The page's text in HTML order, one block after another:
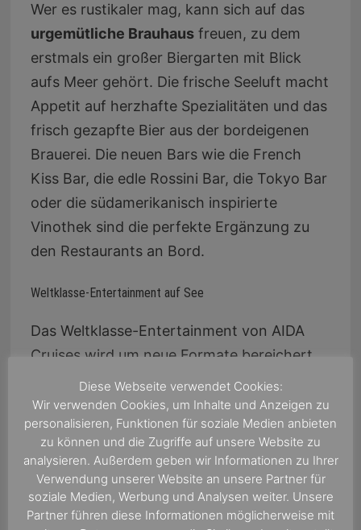
Wer es rustikaler mag, kann sich auf das
urgemütliche Brauhausfreuen, zu dem
erstmals ein großer Biergarten mit Blick
aufs Meer gehört. Die frische Seeluft macht
Appetit auf herzhafte Spezialitäten und das
frisch gezapfte Bier aus der bordeigenen
Brauerei. Die neuen Bars wie die French
Kiss Bar, die edle Rossini Bar, die Tokyo Bar
oder die südamerikanisch inspirierte
Vinothek sind die perfekte Ergänzung zu
den Restaurants an Bord.
Weltklasse-Entertainment auf See
Das Weltklasse-Entertainment von AIDA
Cruises wird um neue Formate bereichert,
die den Gast noch stärker integrieren.
Überraschende und außergewöhnliche
Entertainmentangebote, exklusiv von und
für AIDA produziert, sorgen für
Unterhaltung.
Im Studio X sind die Gäste live dabei und
Diese Webseite verwendet Cookies:
Wir verwenden Cookies, um Inhalte und Anzeigen zu
personalisieren, Funktionen für soziale Medien anbieten
zu können und die Zugriffe auf unsere Website zu
analysieren. Außerdem geben wir Informationen zu Ihrer
Verwendung unserer Website an unsere Partner für
soziale Medien, Werbung und Analysen weiter. Unsere
Partner führen diese Informationen möglicherweise mit